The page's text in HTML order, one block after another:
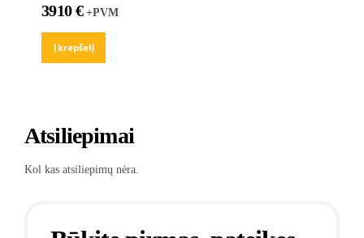
3910€+PVM
Į krepšelį
Atsiliepimai
Kol kas atsiliepimų nėra.